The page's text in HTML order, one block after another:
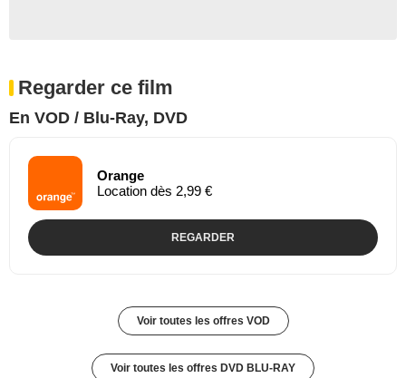
Regarder ce film
En VOD / Blu-Ray, DVD
Orange
Location dès 2,99 €
REGARDER
Voir toutes les offres VOD
Voir toutes les offres DVD BLU-RAY